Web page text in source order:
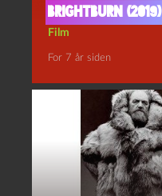
Brightburn (2019)
Film
For 7 år siden